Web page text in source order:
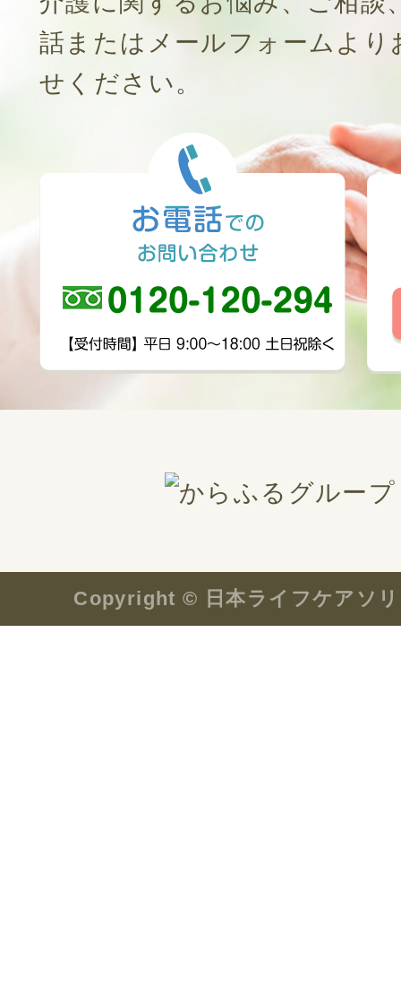
話またはメールフォームより
せください。
Copyright © 日本ライフケアソ